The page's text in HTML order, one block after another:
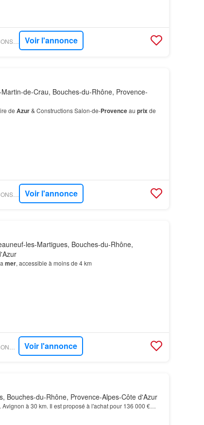
FIGARO IMMO - AZUR & CONSTRUCTIONS SALON-DE-PROVENCE Voir l'annonce
de-Crau, Bouches-du-Rhône, Provence-
de Azur& Constructions Salon-de-Provenceau prixde
FIGARO IMMO - AZUR & CONSTRUCTIONS SALON-DE-PROVENCE Voir l'annonce
les-Martigues, Bouches-du-Rhône,
mer, accessible à moins de 4 km
Voir l'annonce
Bouches-du-Rhône, Provence-Alpes-Côte d'Azur
à 30 km. Il est proposé à l'achat pour 136 000 €…